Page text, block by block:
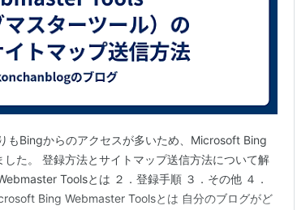
もBingからのアクセスが多いため、Microsoft Bing
た。 登録方法とサイトマップ送信方法について解
Toolsとは ２．登録手順 ３．その他 ４．
Bing Webmaster Toolsとは 自分のブログがど